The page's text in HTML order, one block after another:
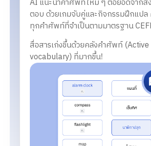
ตอบ ด้วยเกมจับคู่และกิจกรรมฝึกแปล
ทุกคำศัพท์ที่จำเป็นตามมาตรฐาน
สื่อสารเก่งขึ้นด้วยคลังคำศัพท์ (Active
vocabulary) ที่มากขึ้น!